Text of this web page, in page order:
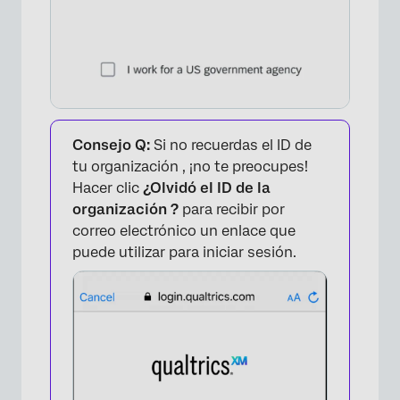
Consejo Q: Si no recuerdas el ID de
tu organización , ¡no te preocupes!
Hacer clic ¿Olvidó el ID de la
organización ? para recibir por
correo electrónico un enlace que
puede utilizar para iniciar sesión.